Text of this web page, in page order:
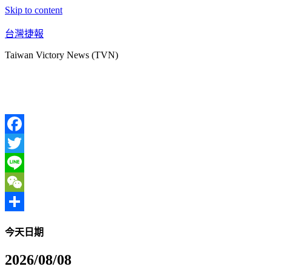
Skip to content
台灣捷報
Taiwan Victory News (TVN)
Facebook
Twitter
Line
WeChat
享
今天日期
2026/08/08